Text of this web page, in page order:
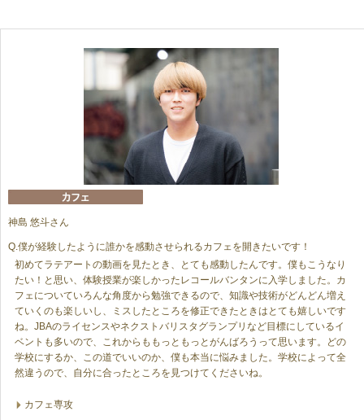
神島 悠斗さん
僕が経験したように誰かを感動させられるカフェを開きたいです！
初めてラテアートの動画を見たとき、とても感動したんです。僕もこうなり
たい！と思い、体験授業が楽しかったレコールバンタンに入学しました。カ
フェについていろんな角度から勉強できるので、知識や技術がどんどん増え
ていくのも楽しいし、ミスしたところを修正できたときはとても嬉しいです
ね。JBAのライセンスやネクストバリスタグランプリなど目標にしているイ
ベントも多いので、これからももっともっとがんばろうって思います。どの
学校にするか、この道でいいのか、僕も本当に悩みました。学校によって全
然違うので、自分に合ったところを見つけてくださいね。
カフェ専攻